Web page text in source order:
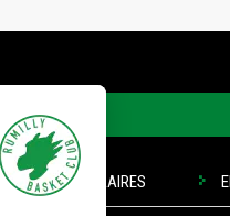
LIENS
FORMULAIRES